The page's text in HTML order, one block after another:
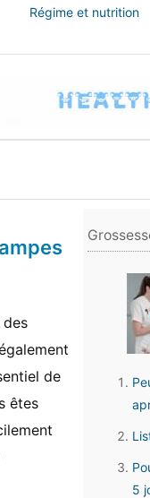
Régime et nutrition
des
de
êtes
5